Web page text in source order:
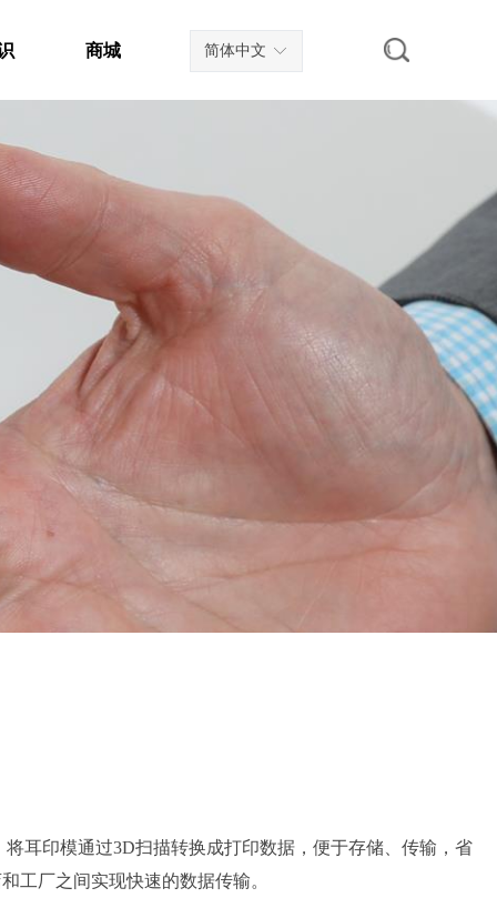
商城 ꀅ
简体中文
耳印模通过3D扫描转换成打印数据，便于存储、传输，省
工厂之间实现快速的数据传输。